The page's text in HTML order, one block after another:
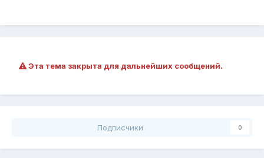
Эта тема закрыта для дальнейших сообщений.
Подписчики 0